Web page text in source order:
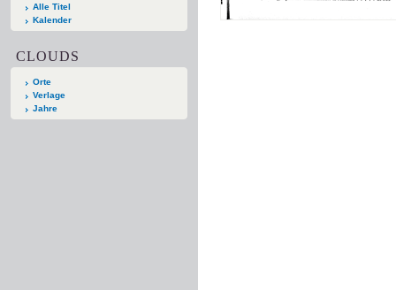
Alle Titel
Kalender
CLOUDS
Orte
Verlage
Jahre